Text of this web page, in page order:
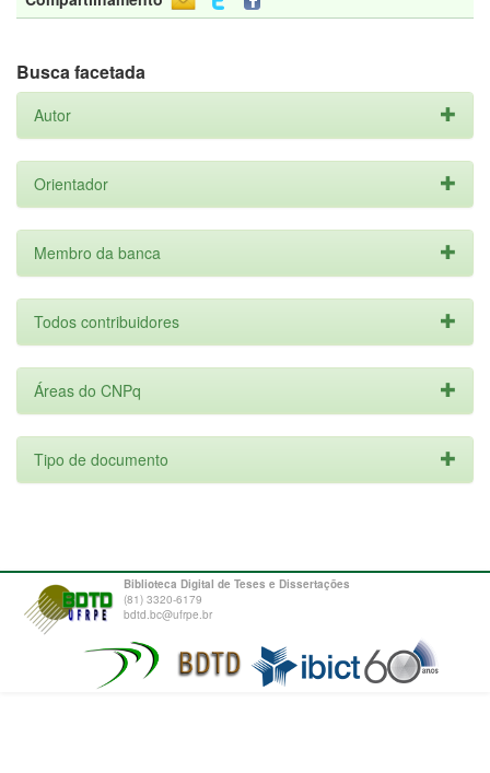
Busca facetada
Autor
Orientador
Membro da banca
Todos contribuidores
Áreas do CNPq
Tipo de documento
Biblioteca Digital de Teses e Dissertações
(81) 3320-6179
bdtd.bc@ufrpe.br